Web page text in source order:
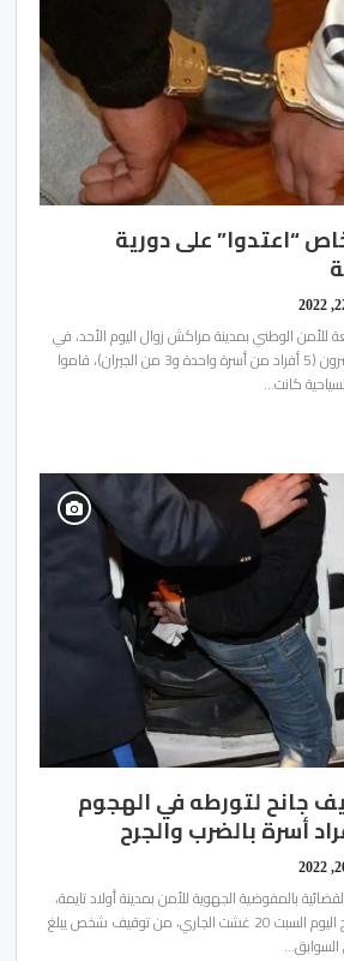
ب 9 أشخاص “اعتدوا” على دورية
للأمن الوطني بمدينة مراكش زوال اليوم الأحد، في
توقيف 8 أشخاص بينهم قاصرون (5 أفراد من أسرة واحدة و3 من الجيران)، قاموا
كانت…
جانح لتورطه في الهجوم
أسرة بالضرب والجرح
بالمفوضية الجهوية للأمن بمدينة أولاد تايمة،
في الساعات الأولى من صباح اليوم السبت 20 غشت الجاري، من توقيف شخص يبلغ